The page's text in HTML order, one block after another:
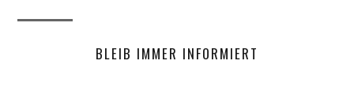
BLEIB IMMER INFORMIERT